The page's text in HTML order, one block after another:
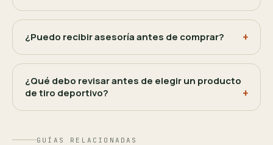
¿Puedo recibir asesoría antes de comprar?
¿Qué debo revisar antes de elegir un producto
de tiro deportivo?
GUÍAS RELACIONADAS